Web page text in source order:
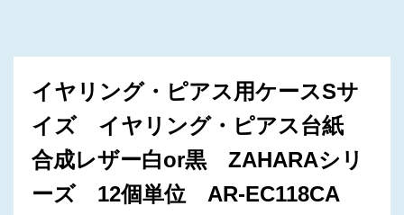
イヤリング・ピアス用ケースSサ
イズ イヤリング・ピアス台紙
合成レザー白or黒 ZAHARAシリ
ーズ 12個単位 AR-EC118CA